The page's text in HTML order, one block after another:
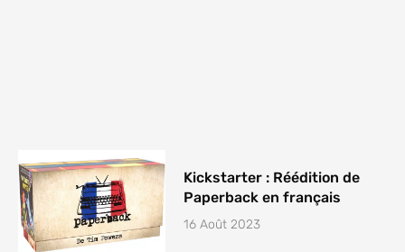
Kickstarter : Réédition de
Paperback en français
16 Août 2023